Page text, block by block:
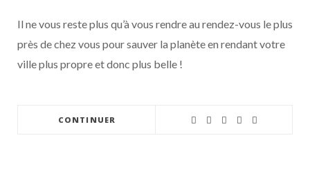
Il ne vous reste plus qu’à vous rendre au rendez-vous le plus
près de chez vous pour sauver la planète en rendant votre
ville plus propre et donc plus belle !
CONTINUER